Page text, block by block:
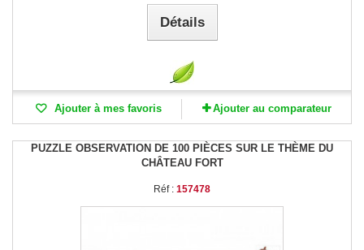
Détails
Ajouter à mes favoris Ajouter au comparateur
PUZZLE OBSERVATION DE 100 PIÈCES SUR LE THÈME DU
CHÂTEAU FORT
Réf : 157478